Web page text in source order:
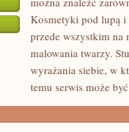
Kosmetyki pod lupą i
przede wszystkim na
malowania twarzy.
wyrażania siebie, w
temu serwis może